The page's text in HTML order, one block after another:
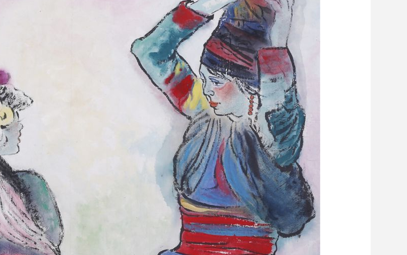
网球 综合体育 亚冬会
遗 乐龄 阅读 艺术 汽车 数智 5G
厂 海洋 时尚 天气 才艺 网展 央央好物
总台企业白名单